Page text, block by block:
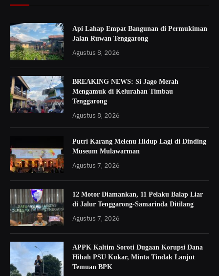
Api Lahap Empat Bangunan di Permukiman
Jalan Ruwan Tenggarong
Agustus 8, 2026
BREAKING NEWS: Si Jago Merah
Mengamuk di Kelurahan Timbau
Tenggarong
Agustus 8, 2026
Putri Karang Melenu Hidup Lagi di Dinding
Museum Mulawarman
Agustus 7, 2026
12 Motor Diamankan, 11 Pelaku Balap Liar
di Jalur Tenggarong-Samarinda Ditilang
Agustus 7, 2026
APPK Kaltim Soroti Dugaan Korupsi Dana
Hibah PSU Kukar, Minta Tindak Lanjut
Temuan BPK